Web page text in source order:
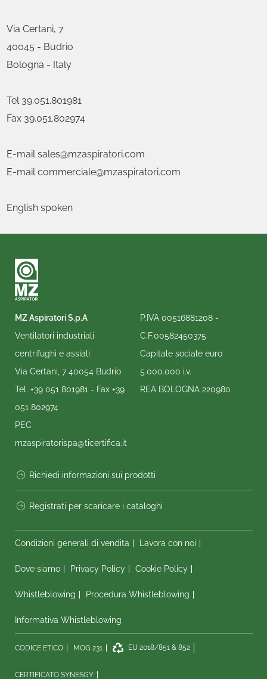
Via Certani, 7
40045 - Budrio
Bologna - Italy
Tel 39.051.801981
Fax 39.051.802974
E-mail sales@mzaspiratori.com
E-mail commerciale@mzaspiratori.com
English spoken
MZ Aspiratori S.p.A
Ventilatori industriali
centrifughi e assiali
Via Certani, 7 40054 Budrio
Tel. +39 051 801981 - Fax +39
051 802974
PEC
mzaspiratorispa@ticertifica.it
P.IVA 00516881208 -
C.F.00582450375
Capitale sociale euro
5.000.000 i.v.
REA BOLOGNA 220980
Richiedi informazioni sui prodotti
Registrati per scaricare i cataloghi
Condizioni generali di vendita Lavora con noi
Dove siamo Privacy Policy Cookie Policy
Whistleblowing Procedura Whistleblowing
Informativa Whistleblowing
CODICE ETICO MOG 231 EU 2018/851 & 852
CERTIFICATO SYNESGY